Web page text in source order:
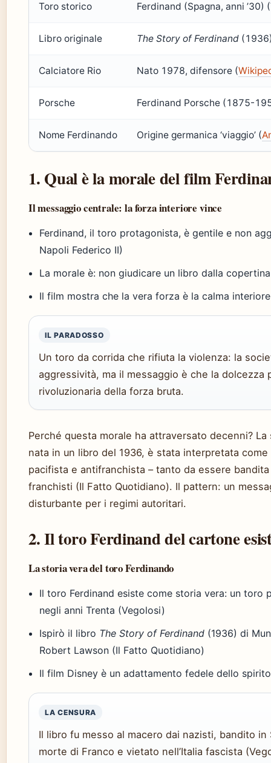
Toro storico Ferdinand (Spagna, anni ’30)
Libro originale The Story of Ferdinand
Calciatore Rio Nato 1978, difensore (
Porsche Ferdinand Porsche (1875-
Nome Ferdinando Origine germanica ‘viaggio’ (
1. Qual è la morale del film
Il messaggio centrale: la forza interiore vince
Ferdinand, il toro protagonista, è gentile e non
Napoli Federico II)
La morale è: non giudicare un libro dalla
Il film mostra che la vera forza è la calma
IL PARADOSSO
Un toro da corrida che rifiuta la violenza: la
aggressività, ma il messaggio è che la dolcezza
rivoluzionaria della forza bruta.
Perché questa morale ha attraversato decenni?
nata in un libro del 1936, è stata interpretata
pacifista e antifranchista – tanto da essere
franchisti (Il Fatto Quotidiano). Il pattern: un
disturbante per i regimi autoritari.
2. Il toro Ferdinand del cartone
La storia vera del toro Ferdinando
Il toro Ferdinand esiste come storia vera: un toro
negli anni Trenta (Vegolosi)
Ispirò il libro The Story of Ferdinand (1936) di
Robert Lawson (Il Fatto Quotidiano)
Il film Disney è un adattamento fedele dello
LA CENSURA
Il libro fu messo al macero dai nazisti, bandito in
morte di Franco e vietato nell’Italia fascista